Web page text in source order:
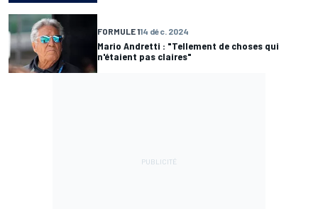
FORMULE 114 déc. 2024
Mario Andretti : "Tellement de choses qui
n'étaient pas claires"